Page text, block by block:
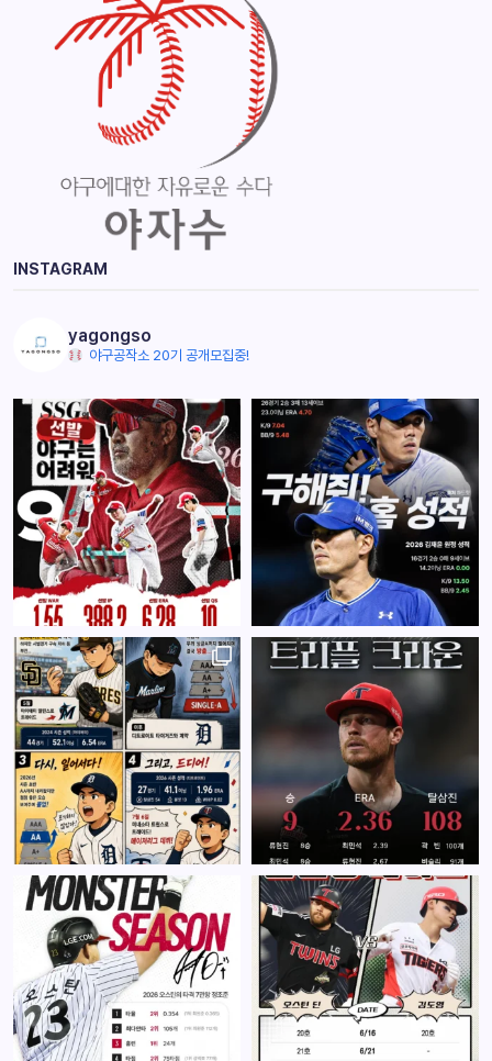
INSTAGRAM
yagongso
야구공작소 20기 공개모집중!